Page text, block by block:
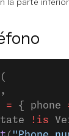
(
= { phone
!is